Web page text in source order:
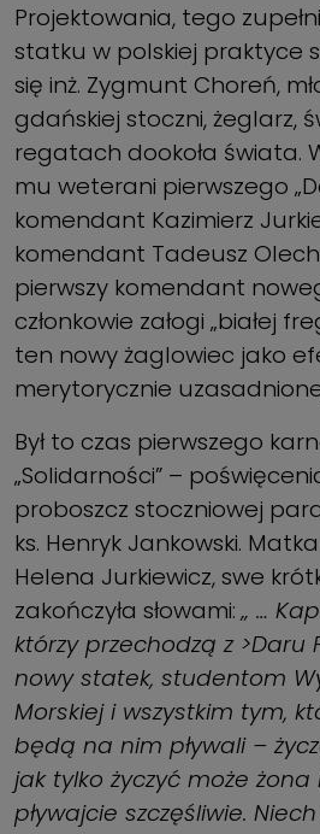
Projektowania, tego
statku w polskiej praktyce
się inż. Zygmunt Choreń,
gdańskiej stoczni, żeglarz,
regatach dookoła świata.
mu weterani pierwszego
komendant Kazimierz
komendant Tadeusz
pierwszy komendant
członkowie załogi „białej
ten nowy żaglowiec jako
merytorycznie
Był to czas pierwszego
„Solidarności” –
proboszcz stoczniowej
ks. Henryk Jankowski.
Helena Jurkiewicz, swe
zakończyła słowami:„ …
którzy przechodzą z >Daru
nowy statek, studentom
Morskiej i wszystkim tym,
będą na nim pływali –
jak tylko życzyć może
pływajcie szczęśliwie.